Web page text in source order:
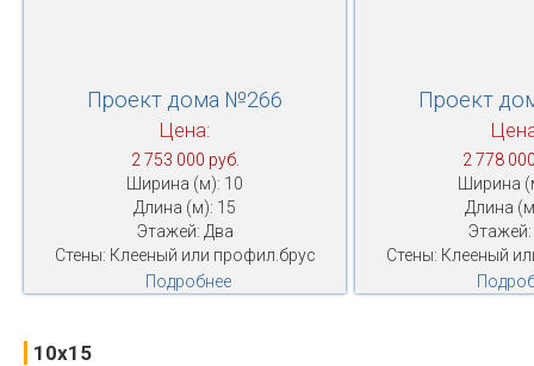
Проект дома №266
Цена:
2 753 000 руб.
Ширина (м): 10
Длина (м): 15
Этажей: Два
Стены: Клееный или профил.брус
Подробнее
Проект
2 778
Ширина
Длина
Стены: Клееный
10x15